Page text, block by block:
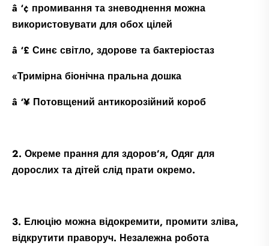
â ‘¢ промивання та зневоднення можна
використовувати для обох цілей
â ‘£ Синє світло, здорове та бактеріостаз
«Тримірна біонічна пральна дошка
â ‘¥ Потовщений антикорозійний короб
2. Окреме прання для здоров’я, Одяг для
дорослих та дітей слід прати окремо.
3. Елюцію можна відокремити, промити зліва,
відкрутити праворуч. Незалежна робота